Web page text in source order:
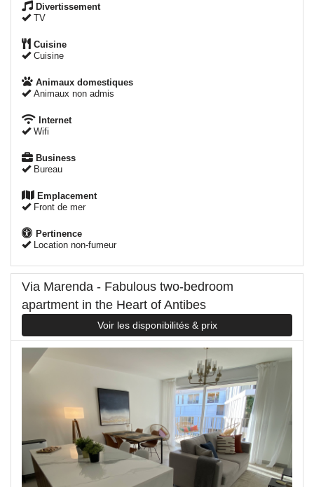
Divertissement
TV
Cuisine
Cuisine
Animaux domestiques
Animaux non admis
Internet
Wifi
Business
Bureau
Emplacement
Front de mer
Pertinence
Location non-fumeur
Via Marenda - Fabulous two-bedroom
apartment in the Heart of Antibes
Voir les disponibilités & prix